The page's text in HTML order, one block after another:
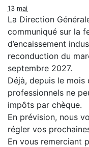
13 mai
La Direction
communiqué sur la
d’encaissement
reconduction du
septembre 2027.
Déjà, depuis le
professionnels ne
impôts par chèque.
En prévision, nous
régler vos
En vous remerciant